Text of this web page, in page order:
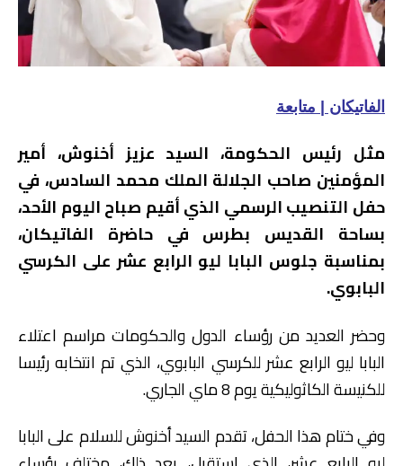
الفاتيكان | متابعة
مثل رئيس الحكومة، السيد عزيز أخنوش، أمير
المؤمنين صاحب الجلالة الملك محمد السادس، في
حفل التنصيب الرسمي الذي أقيم صباح اليوم الأحد،
بساحة القديس بطرس في حاضرة الفاتيكان،
بمناسبة جلوس البابا ليو الرابع عشر على الكرسي
البابوي.
وحضر العديد من رؤساء الدول والحكومات مراسم اعتلاء
البابا ليو الرابع عشر للكرسي البابوي، الذي تم انتخابه رئيسا
للكنيسة الكاثوليكية يوم 8 ماي الجاري.
وفي ختام هذا الحفل، تقدم السيد أخنوش للسلام على البابا